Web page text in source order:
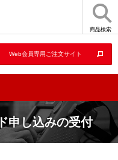
商品検索
Web会員専用ご注文サイト
申し込みの受付